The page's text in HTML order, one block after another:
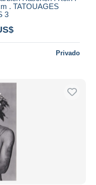
. TATOUAGES
3
Privado